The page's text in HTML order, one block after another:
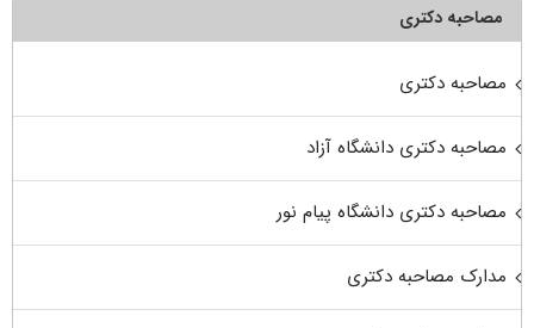
مصاحبه دکتری
مصاحبه دکتری
مصاحبه دکتری دانشگاه آزاد
مصاحبه دکتری دانشگاه پیام نور
مدارک مصاحبه دکتری